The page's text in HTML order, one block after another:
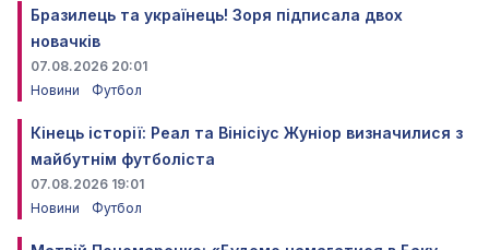
Бразилець та українець! Зоря підписала двох
новачків
07.08.2026 20:01
Новини
Футбол
Кінець історії: Реал та Вінісіус Жуніор визначилися з
майбутнім футболіста
07.08.2026 19:01
Новини
Футбол